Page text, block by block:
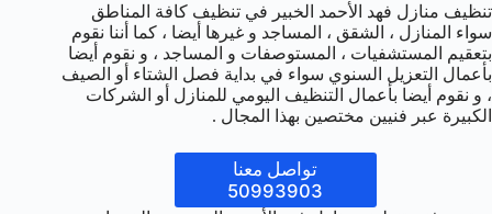
تنظيف منازل فهد الأحمد الخبير في تنظيف كافة المناطق
سواء المنازل ، الشقق ، المساجد و غيرها أيضا ، كما أننا نقوم
بتعقيم المستشفيات ، المستوصفات و المساجد ، و نقوم أيضا
بأعمال التعزيل السنوي سواء في بداية فصل الشتاء أو الصيف
، و نقوم أيضا بأعمال التنظيف اليومي للمنازل أو الشركات
الكبيرة عبر فنيين مختصين بهذا المجال .
تواصل معنا
50993903